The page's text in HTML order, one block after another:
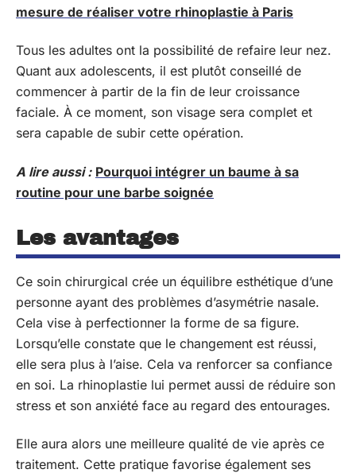
mesure de réaliser votre rhinoplastie à Paris
Tous les adultes ont la possibilité de refaire leur nez.
Quant aux adolescents, il est plutôt conseillé de
commencer à partir de la fin de leur croissance
faciale. À ce moment, son visage sera complet et
sera capable de subir cette opération.
A lire aussi : Pourquoi intégrer un baume à sa
routine pour une barbe soignée
Les avantages
Ce soin chirurgical crée un équilibre esthétique d’une
personne ayant des problèmes d’asymétrie nasale.
Cela vise à perfectionner la forme de sa figure.
Lorsqu’elle constate que le changement est réussi,
elle sera plus à l’aise. Cela va renforcer sa confiance
en soi. La rhinoplastie lui permet aussi de réduire son
stress et son anxiété face au regard des entourages.
Elle aura alors une meilleure qualité de vie après ce
traitement. Cette pratique favorise également ses